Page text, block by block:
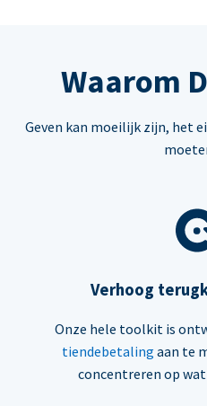
Waarom
Geven kan moeilijk zijn, het
Verhoog
Onze hele toolkit is
tiendebetaling aan te
concentreren op